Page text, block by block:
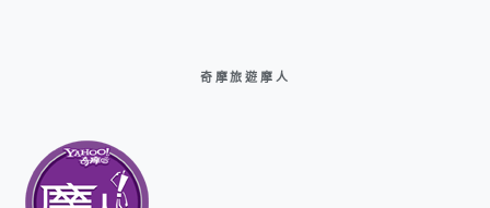
奇摩旅遊摩人